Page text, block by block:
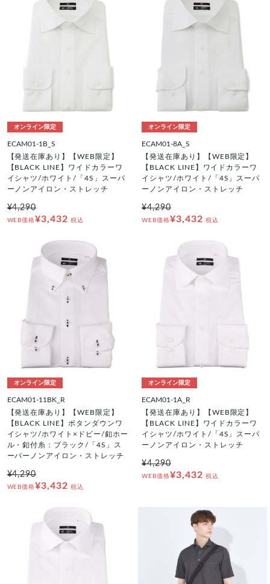
オンライン限定
ECAM01-1B_S
【発送在庫あり】【WEB限定】
【BLACK LINE】ワイドカラーワ
イシャツ/ホワイト/「4S」スーパ
ーノンアイロン・ストレッチ
¥4,290
WEB価格¥3,432 税込
オンライン限定
ECAM01-8A_S
【発送在庫あり】【WEB限定】
【BLACK LINE】ワイドカラーワ
イシャツ/ホワイト/「4S」スーパ
ーノンアイロン・ストレッチ
¥4,290
WEB価格¥3,432 税込
オンライン限定
ECAM01-11BK_R
【発送在庫あり】【WEB限定】
【BLACK LINE】ボタンダウンワ
イシャツ/ホワイト×ドビー/釦ホー
ル・釦付糸：ブラック/「4S」ス
ーパーノンアイロン・ストレッチ
¥4,290
WEB価格¥3,432 税込
オンライン限定
ECAM01-1A_R
【発送在庫あり】【WEB限定】
【BLACK LINE】ワイドカラーワ
イシャツ/ホワイト/「4S」スーパ
ーノンアイロン・ストレッチ
¥4,290
WEB価格¥3,432 税込